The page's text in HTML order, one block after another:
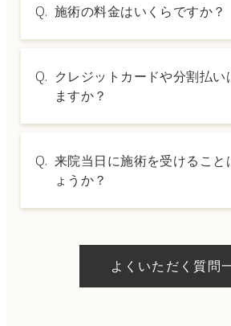
Q. 施術の料金はいくらですか？
は料金表ページをご確認いただ
セリングでご案内いたします。
Q. クレジットカードや分割払い
ますか？
した分割払いも可能です。詳細
フにお問い合わせください。
Q. 来院当日に施術を受けること
ょうか？
ただける施術もございます。当
希望の場合は、ご予約の際にお
よくいただく質問